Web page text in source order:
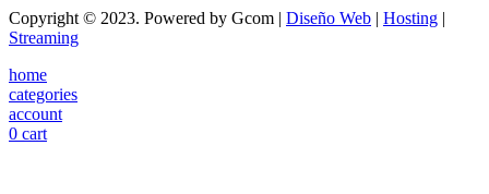
Copyright © 2023. Powered by Gcom | Diseño Web | Hosting |
Streaming
home
categories
account
0 cart